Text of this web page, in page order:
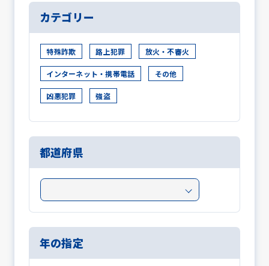
カテゴリー
特殊詐欺 路上犯罪 放火・不審火
インターネット・携帯電話 その他
凶悪犯罪 強盗
都道府県
年の指定